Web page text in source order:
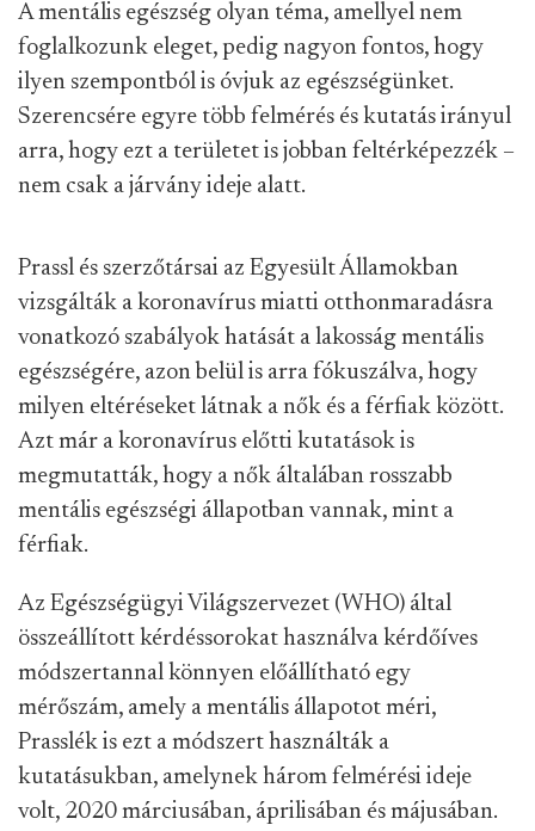
A mentális egészség olyan téma, amellyel nem
foglalkozunk eleget, pedig nagyon fontos, hogy
ilyen szempontból is óvjuk az egészségünket.
Szerencsére egyre több felmérés és kutatás irányul
arra, hogy ezt a területet is jobban feltérképezzék –
nem csak a járvány ideje alatt.
Prassl és szerzőtársai az Egyesült Államokban
vizsgálták a koronavírus miatti otthonmaradásra
vonatkozó szabályok hatását a lakosság mentális
egészségére, azon belül is arra fókuszálva, hogy
milyen eltéréseket látnak a nők és a férfiak között.
Azt már a koronavírus előtti kutatások is
megmutatták, hogy a nők általában rosszabb
mentális egészségi állapotban vannak, mint a
férfiak.
Az Egészségügyi Világszervezet (WHO) által
összeállított kérdéssorokat használva kérdőíves
módszertannal könnyen előállítható egy
mérőszám, amely a mentális állapotot méri,
Prasslék is ezt a módszert használták a
kutatásukban, amelynek három felmérési ideje
volt, 2020 márciusában, áprilisában és májusában.